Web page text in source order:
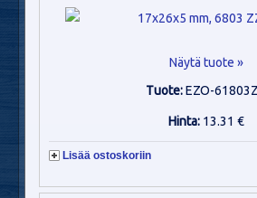
Näytä tuote »
Tuote:EZO-
Hinta: 13.31 €
Lisää ostoskoriin